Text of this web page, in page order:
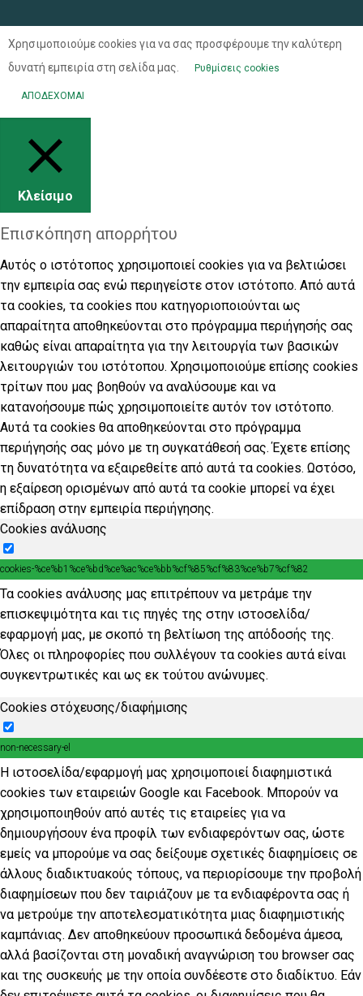
Χρησιμοποιούμε cookies για να σας προσφέρουμε την καλύτερη
δυνατή εμπειρία στη σελίδα μας.
Ρυθμίσεις cookies
ΑΠΟΔΕΧΟΜΑΙ
Κλείσιμο
Επισκόπηση απορρήτου
Αυτός ο ιστότοπος χρησιμοποιεί cookies για να βελτιώσει
την εμπειρία σας ενώ περιηγείστε στον ιστότοπο. Από αυτά
τα cookies, τα cookies που κατηγοριοποιούνται ως
απαραίτητα αποθηκεύονται στο πρόγραμμα περιήγησής σας
καθώς είναι απαραίτητα για την λειτουργία των βασικών
λειτουργιών του ιστότοπου. Χρησιμοποιούμε επίσης cookies
τρίτων που μας βοηθούν να αναλύσουμε και να
κατανοήσουμε πώς χρησιμοποιείτε αυτόν τον ιστότοπο.
Αυτά τα cookies θα αποθηκεύονται στο πρόγραμμα
περιήγησής σας μόνο με τη συγκατάθεσή σας. Έχετε επίσης
τη δυνατότητα να εξαιρεθείτε από αυτά τα cookies. Ωστόσο,
η εξαίρεση ορισμένων από αυτά τα cookie μπορεί να έχει
επίδραση στην εμπειρία περιήγησης.
Cookies ανάλυσης
cookies-%ce%b1%ce%bd%ce%ac%ce%bb%cf%85%cf%83%ce%b7%cf%82
Τα cookies ανάλυσης μας επιτρέπουν να μετράμε την
επισκεψιμότητα και τις πηγές της στην ιστοσελίδα/
εφαρμογή μας, με σκοπό τη βελτίωση της απόδοσής της.
Όλες οι πληροφορίες που συλλέγουν τα cookies αυτά είναι
συγκεντρωτικές και ως εκ τούτου ανώνυμες.
Cookies στόχευσης/διαφήμισης
non-necessary-el
Η ιστοσελίδα/εφαρμογή μας χρησιμοποιεί διαφημιστικά
cookies των εταιρειών Google και Facebook. Μπορούν να
χρησιμοποιηθούν από αυτές τις εταιρείες για να
δημιουργήσουν ένα προφίλ των ενδιαφερόντων σας, ώστε
εμείς να μπορούμε να σας δείξουμε σχετικές διαφημίσεις σε
άλλους διαδικτυακούς τόπους, να περιορίσουμε την προβολή
διαφημίσεων που δεν ταιριάζουν με τα ενδιαφέροντα σας ή
να μετρούμε την αποτελεσματικότητα μιας διαφημιστικής
καμπάνιας. Δεν αποθηκεύουν προσωπικά δεδομένα άμεσα,
αλλά βασίζονται στη μοναδική αναγνώριση του browser σας
και της συσκευής με την οποία συνδέεστε στο διαδίκτυο. Εάν